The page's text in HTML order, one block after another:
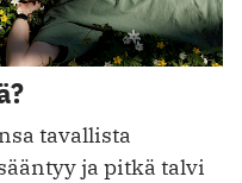
tavallista
ja pitkä talvi